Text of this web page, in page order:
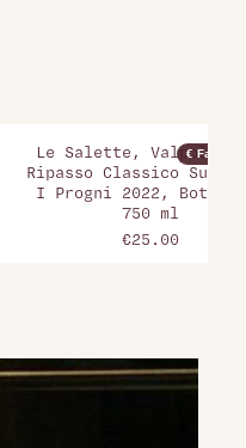
€ Fai
Le Salette,
Ripasso Classico
I Progni 2022,
750 ml
€25.00